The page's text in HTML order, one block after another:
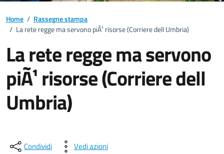
Home / Rassegne stampa
/ La rete regge ma servono piÃ¹ risorse (Corriere dell Umbria)
La rete regge ma servono
piÃ¹ risorse (Corriere dell
Umbria)
Condividi Vedi azioni